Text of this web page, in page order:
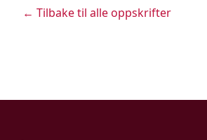
← Tilbake til alle oppskrifter